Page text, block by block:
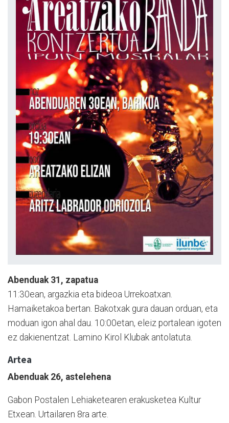
Abenduak 31, zapatua
11:30ean, argazkia eta bideoa Urrekoatxan.
Hamaiketakoa bertan. Bakotxak gura dauan orduan, eta
moduan igon ahal dau. 10:00etan, eleiz portalean igoten
ez dakienentzat. Lamino Kirol Klubak antolatuta.
Artea
Abenduak 26, astelehena
Gabon Postalen Lehiaketearen erakusketea Kultur
Etxean. Urtailaren 8ra arte.